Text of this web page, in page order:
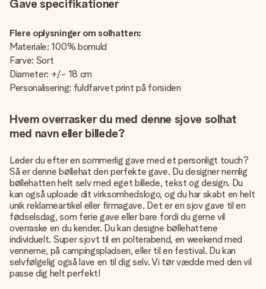
Gave specifikationer
Flere oplysninger om solhatten:
Materiale: 100% bomuld
Farve: Sort
Diameter: +/- 18 cm
Personalisering: fuldfarvet print på forsiden
Hvem overrasker du med denne sjove solhat
med navn eller billede?
Leder du efter en sommerlig gave med et personligt touch?
Så er denne bøllehat den perfekte gave. Du designer nemlig
bøllehatten helt selv med eget billede, tekst og design. Du
kan også uploade dit virksomhedslogo, og du har skabt en helt
unik reklameartikel eller firmagave. Det er en sjov gave til en
fødselsdag, som ferie gave eller bare fordi du gerne vil
overraske en du kender. Du kan designe bøllehattene
individuelt. Super sjovt til en polterabend, en weekend med
vennerne, på campingspladsen, eller til en festival. Du kan
selvfølgelig også lave en til dig selv. Vi tør vædde med den vil
passe dig helt perfekt!